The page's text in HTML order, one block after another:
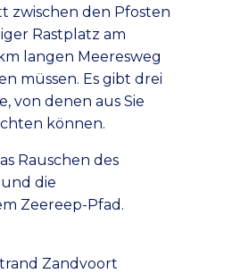
zwischen den Pfosten
Rastplatz am
langen Meeresweg
müssen. Es gibt drei
von denen aus Sie
können.
Rauschen des
die
Zeereep-Pfad.
Zandvoort